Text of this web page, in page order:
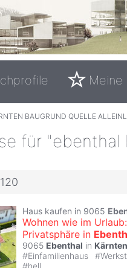
Meine
BAUGRUND QUELLE
für
Haus kaufen in 9065
Wohnen wie im
Privatsphäre in
9065 Ebenthal in Kärnten
#Einfamilienhaus #
#hell